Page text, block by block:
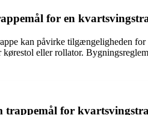
for en
kan påvirke tilgængeligheden
eller rollator.
trappemål for